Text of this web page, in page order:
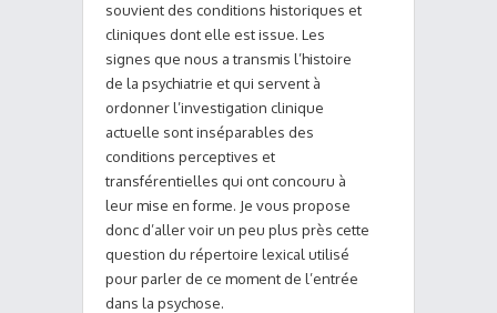
souvient des conditions historiques et
cliniques dont elle est issue. Les
signes que nous a transmis l’histoire
de la psychiatrie et qui servent à
ordonner l’investigation clinique
actuelle sont inséparables des
conditions perceptives et
transférentielles qui ont concouru à
leur mise en forme. Je vous propose
donc d’aller voir un peu plus près cette
question du répertoire lexical utilisé
pour parler de ce moment de l’entrée
dans la psychose.